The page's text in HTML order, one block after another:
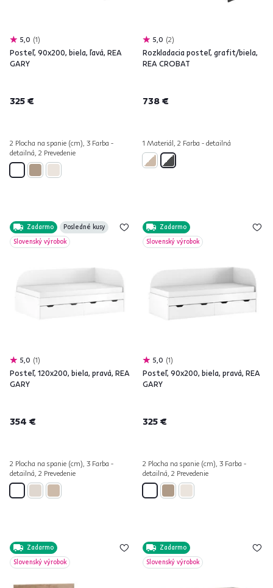
5,0 1
Posteľ, 90x200, biela, ľavá, REA
GARY
325 €
2 Plocha na spanie (cm), 3 Farba -
detailná, 2 Prevedenie
5,0 2
Rozkladacia posteľ, grafit/biela,
REA CROBAT
738 €
1 Materiál, 2 Farba - detailná
Zadarmo
Posledné kusy
Slovenský výrobok
5,0 1
Posteľ, 120x200, biela, pravá, REA
GARY
354 €
2 Plocha na spanie (cm), 3 Farba -
detailná, 2 Prevedenie
Zadarmo
Slovenský výrobok
5,0 1
Posteľ, 90x200, biela, pravá, REA
GARY
325 €
2 Plocha na spanie (cm), 3 Farba -
detailná, 2 Prevedenie
Zadarmo
Slovenský výrobok
Zadarmo
Slovenský výrobok